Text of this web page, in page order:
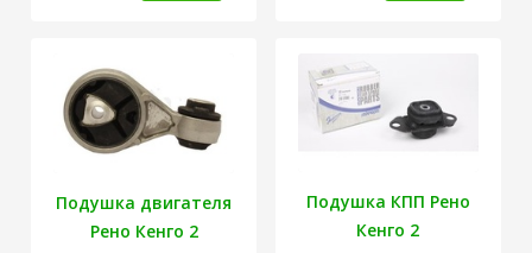
Подушка двигателя
Рено Кенго 2
Подушка КПП Рено
Кенго 2